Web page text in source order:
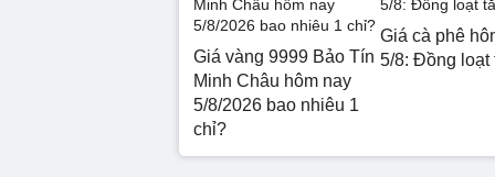
Giá vàng 9999 Bảo Tín
Minh Châu hôm nay
5/8/2026 bao nhiêu 1
chỉ?
Giá cà phê
5/8: Đồng loạt